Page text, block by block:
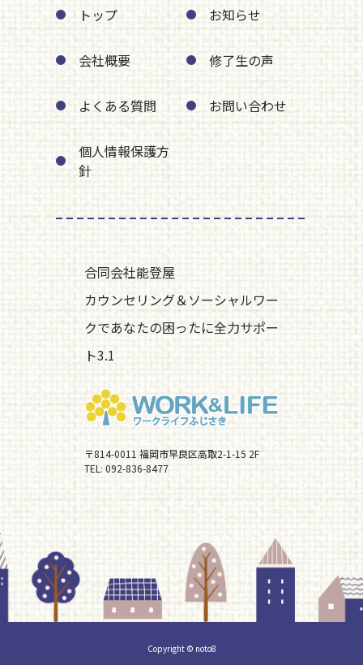
トップ お知らせ
会社概要 修了生の声
よくある質問 お問い合わせ
個人情報保護方
針
合同会社能登屋
カウンセリング＆ソーシャルワー
クであなたの困ったに全力サポー
ト3.1
〒814-0011 福岡市早良区高取2-1-15 2F
TEL: 092-836-8477
Copyright © noto8